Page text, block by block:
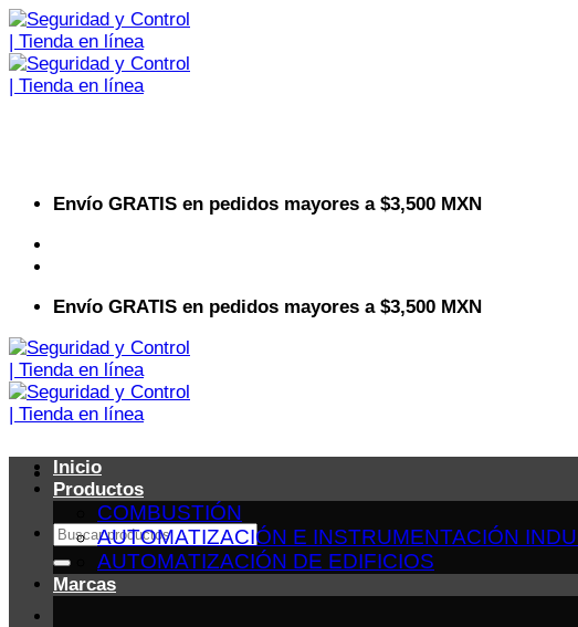
Saltar
al
contenido
Envío GRATIS en pedidos mayores a $3,500 MXN
Envío GRATIS en pedidos mayores a $3,500 MXN
Buscar
Inicio
Productos
COMBUSTIÓN
AUTOMATIZACIÓN E INSTRUMENTACIÓN
AUTOMATIZACIÓN DE EDIFICIOS
Marcas